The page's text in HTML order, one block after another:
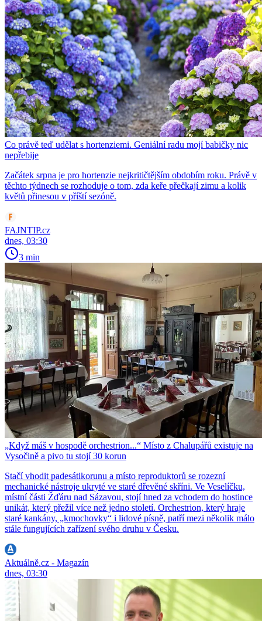
Co právě teď udělat s hortenziemi. Geniální radu mojí babičky nic
nepřebije
Začátek srpna je pro hortenzie nejkritičtějším obdobím roku. Právě v
těchto týdnech se rozhoduje o tom, zda keře přečkají zimu a kolik
květů přinesou v příští sezóně.
FAJNTIP.cz
dnes, 03:30
3 min
„Když máš v hospodě orchestrion...“ Místo z Chalupářů existuje na
Vysočině a pivo tu stojí 30 korun
Stačí vhodit padesátikorunu a místo reproduktorů se rozezní
mechanické nástroje ukryté ve staré dřevěné skříni. Ve Veselíčku,
místní části Žďáru nad Sázavou, stojí hned za vchodem do hostince
unikát, který přežil více než jedno století. Orchestrion, který hraje
staré kankány, „kmochovky“ i lidové písně, patří mezi několik málo
stále fungujících zařízení svého druhu v Česku.
Aktuálně.cz - Magazín
dnes, 03:30